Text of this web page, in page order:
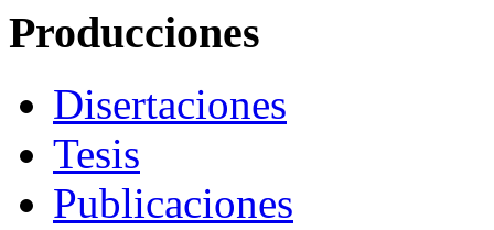
Producciones
Disertaciones
Tesis
Publicaciones